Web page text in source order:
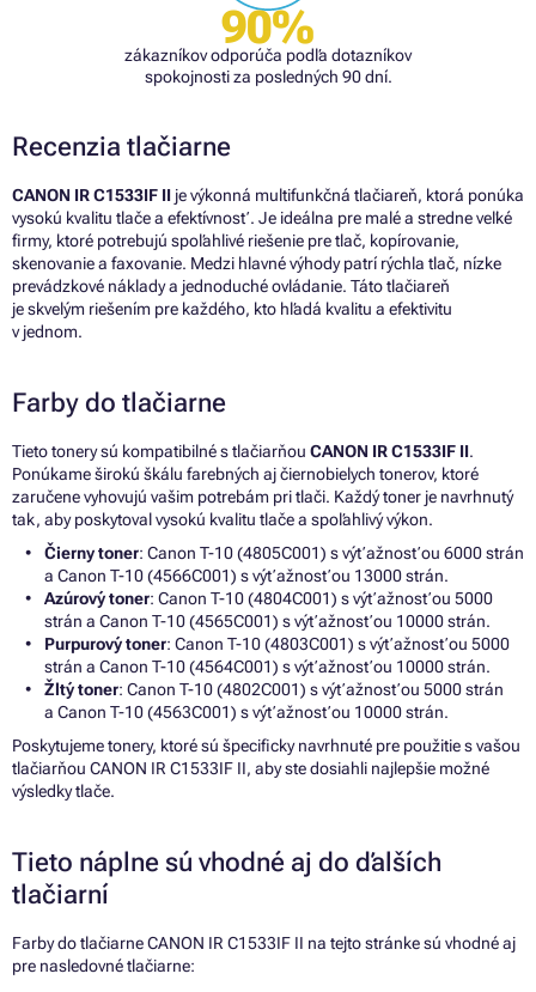
90%
zákazníkov odporúča podľa dotazníkov
spokojnosti za posledných 90 dní.
Recenzia tlačiarne
CANON IR C1533IF II je výkonná multifunkčná tlačiareň, ktorá ponúka
vysokú kvalitu tlače a efektívnosť. Je ideálna pre malé a stredne veľké
firmy, ktoré potrebujú spoľahlivé riešenie pre tlač, kopírovanie,
skenovanie a faxovanie. Medzi hlavné výhody patrí rýchla tlač, nízke
prevádzkové náklady a jednoduché ovládanie. Táto tlačiareň
je skvelým riešením pre každého, kto hľadá kvalitu a efektivitu
v jednom.
Farby do tlačiarne
Tieto tonery sú kompatibilné s tlačiarňou CANON IR C1533IF II.
Ponúkame širokú škálu farebných aj čiernobielych tonerov, ktoré
zaručene vyhovujú vašim potrebám pri tlači. Každý toner je navrhnutý
tak, aby poskytoval vysokú kvalitu tlače a spoľahlivý výkon.
Čierny toner: Canon T-10 (4805C001) s výťažnosťou 6000 strán
a Canon T-10 (4566C001) s výťažnosťou 13000 strán.
Azúrový toner: Canon T-10 (4804C001) s výťažnosťou 5000
strán a Canon T-10 (4565C001) s výťažnosťou 10000 strán.
Purpurový toner: Canon T-10 (4803C001) s výťažnosťou 5000
strán a Canon T-10 (4564C001) s výťažnosťou 10000 strán.
Žltý toner: Canon T-10 (4802C001) s výťažnosťou 5000 strán
a Canon T-10 (4563C001) s výťažnosťou 10000 strán.
Poskytujeme tonery, ktoré sú špecificky navrhnuté pre použitie s vašou
tlačiarňou CANON IR C1533IF II, aby ste dosiahli najlepšie možné
výsledky tlače.
Tieto náplne sú vhodné aj do ďalších
tlačiarní
Farby do tlačiarne CANON IR C1533IF II na tejto stránke sú vhodné aj
pre nasledovné tlačiarne: